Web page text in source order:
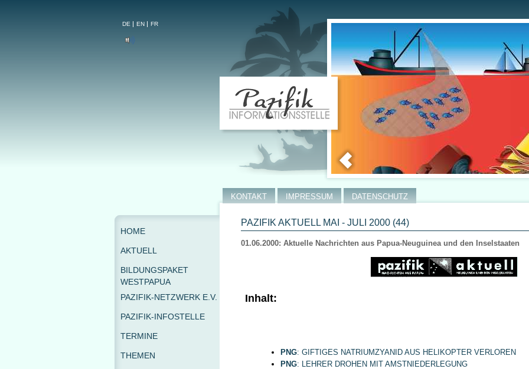
DE EN FR
PAZIFIK AKTUELL MAI - JULI 2000 (44)
01.06.2000: Aktuelle Nachrichten aus Papua-Neuguinea und den Inselstaaten
Inhalt:
PNG: GIFTIGES NATRIUMZYANID AUS HELIKOPTER VERLOREN
PNG: LEHRER DROHEN MIT AMSTNIEDERLEGUNG
KONTAKT IMPRESSUM DATENSCHUTZ
HOME
AKTUELL
BILDUNGSPAKET
WESTPAPUA
PAZIFIK-NETZWERK E.V.
PAZIFIK-INFOSTELLE
TERMINE
THEMEN